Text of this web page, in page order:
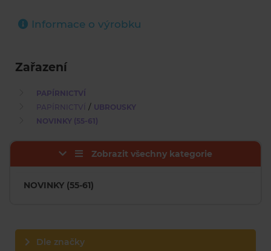
Informace o výrobku
Zařazení
PAPÍRNICTVÍ
PAPÍRNICTVÍ / UBROUSKY
NOVINKY (55-61)
Zobrazit všechny kategorie
NOVINKY (55-61)
Dle značky